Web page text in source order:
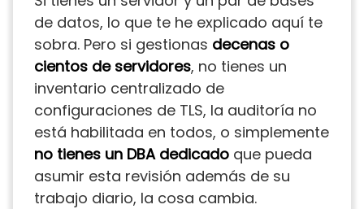
de datos, lo que te he explicado aquí te
sobra. Pero si gestionas decenas o
cientos de servidores, no tienes un
inventario centralizado de
configuraciones de TLS, la auditoría no
está habilitada en todos, o simplemente
no tienes un DBA dedicado que pueda
asumir esta revisión además de su
trabajo diario, la cosa cambia.